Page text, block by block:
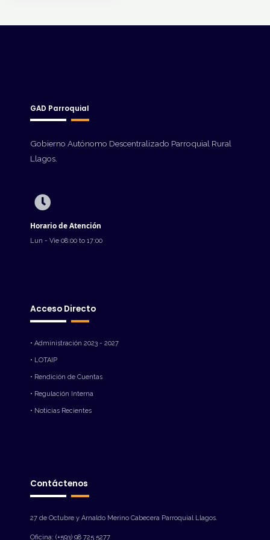
GAD Parroquial
Gobierno Autónomo Descentralizado Parroquial Rural
Llagos.
Horario de Atención
Lun - Vie 08:00 to 17:00
Acceso Directo
• Administración 2023 - 2027
• LOTAIP
• Rendición de Cuentas
• Regulación Interna
• Noticias Recientes
Contáctenos
27 de Octubre y Arnaldo Merino Cabecera Parroquial Llagos.
Oficina: (+593) 98 725 5277